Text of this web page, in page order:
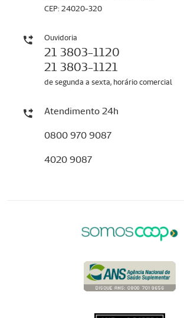
CEP: 24020-320
Ouvidoria
21 3803-1120
21 3803-1121
de segunda a sexta, horário comercial
Atendimento 24h
0800 970 9087
4020 9087